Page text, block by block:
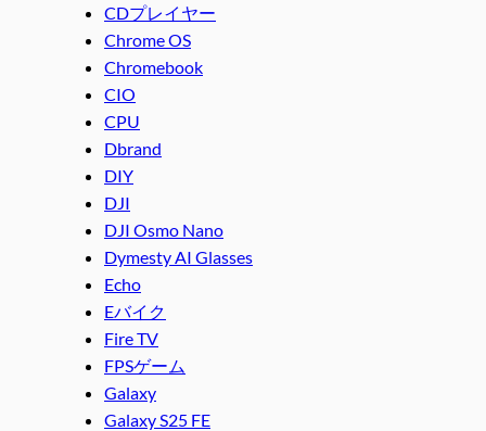
CDプレイヤー
Chrome OS
Chromebook
CIO
CPU
Dbrand
DIY
DJI
DJI Osmo Nano
Dymesty AI Glasses
Echo
Eバイク
Fire TV
FPSゲーム
Galaxy
Galaxy S25 FE